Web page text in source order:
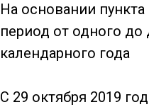
На основании
период от одного
календарного года
С 29 октября 2019